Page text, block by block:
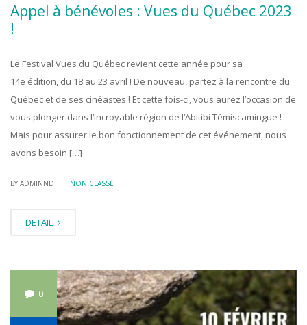
Appel à bénévoles : Vues du Québec 2023
!
Le Festival Vues du Québec revient cette année pour sa
14e édition, du 18 au 23 avril ! De nouveau, partez à la rencontre du
Québec et de ses cinéastes ! Et cette fois-ci, vous aurez l’occasion de
vous plonger dans l’incroyable région de l’Abitibi Témiscamingue !
Mais pour assurer le bon fonctionnement de cet événement, nous
avons besoin […]
BY ADMINND NON CLASSÉ
DETAIL
0